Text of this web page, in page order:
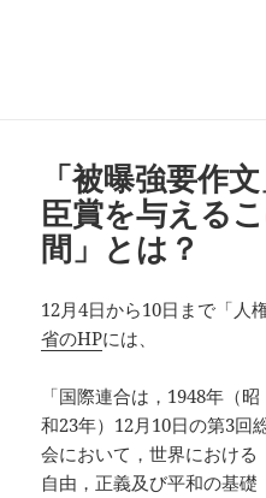
「被曝強要作
臣賞を与える
間」とは？
12月4日から10日まで「人
省のHPには、
「国際連合は，1948年（昭
和23年）12月10日の第3回
会において，世界における
自由，正義及び平和の基礎